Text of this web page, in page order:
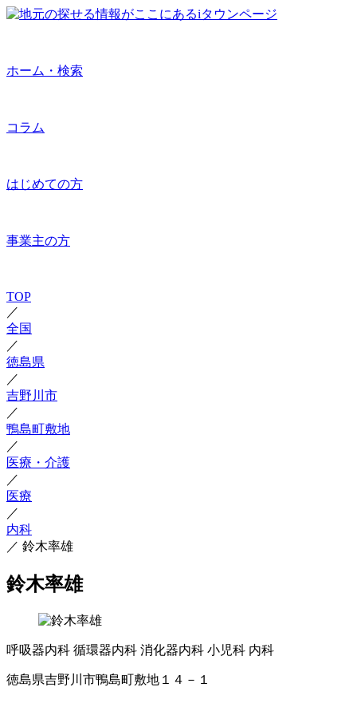
ホーム・検索
コラム
はじめての方
事業主の方
TOP
／
全国
／
徳島県
／
吉野川市
／
鴨島町敷地
／
医療・介護
／
医療
／
内科
／ 鈴木率雄
鈴木率雄
呼吸器内科 循環器内科 消化器内科 小児科 内科
徳島県吉野川市鴨島町敷地１４－１